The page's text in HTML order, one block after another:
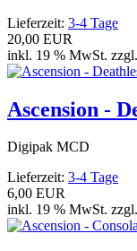
Lieferzeit: 3-4 Tage
20,00 EUR
inkl. 19 % MwSt. zzgl.
Ascension -
Digipak MCD
Lieferzeit: 3-4 Tage
6,00 EUR
inkl. 19 % MwSt. zzgl.